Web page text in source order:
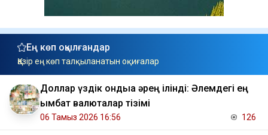
Ең көп оқылғандар
Қазір ең көп талқыланатын оқиғалар
Доллар үздік ондыққа әрең ілінді: Әлемдегі ең
қымбат валюталар тізімі
06 Тамыз 2026 16:56 126